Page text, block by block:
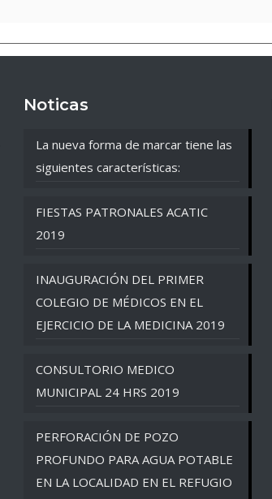
Noticas
La nueva forma de marcar tiene las
siguientes características:
FIESTAS PATRONALES ACATIC
2019
INAUGURACIÓN DEL PRIMER
COLEGIO DE MÉDICOS EN EL
EJERCICIO DE LA MEDICINA 2019
CONSULTORIO MEDICO
MUNICIPAL 24 HRS 2019
PERFORACIÓN DE POZO
PROFUNDO PARA AGUA POTABLE
EN LA LOCALIDAD EN EL REFUGIO